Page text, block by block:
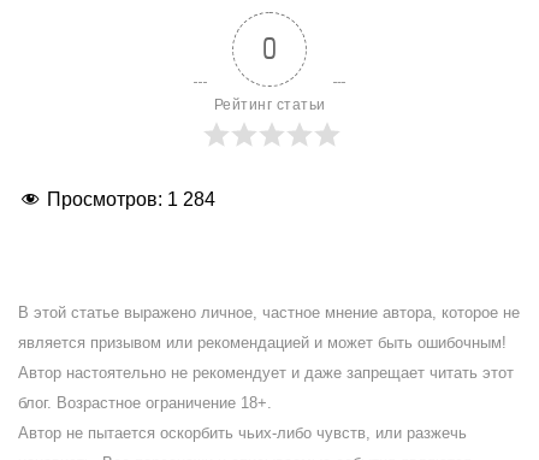
0
Рейтинг статьи
Просмотров: 1 284
В этой статье выражено личное, частное мнение автора, которое не
является призывом или рекомендацией и может быть ошибочным!
Автор настоятельно не рекомендует и даже запрещает читать этот
блог. Возрастное ограничение 18+.
Автор не пытается оскорбить чьих-либо чувств, или разжечь